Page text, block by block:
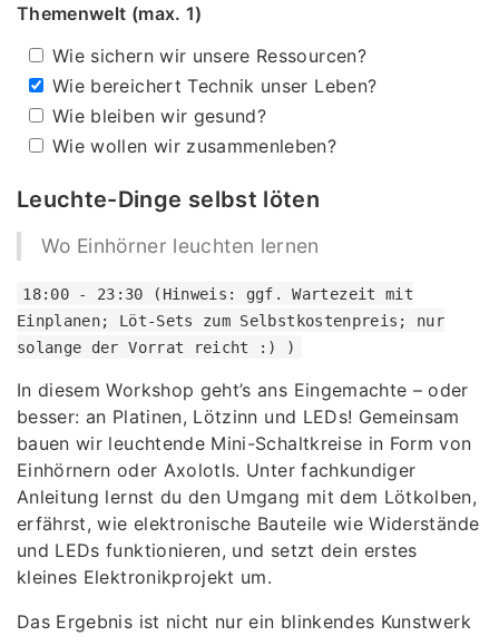
Themenwelt (max. 1)
Wie sichern wir unsere Ressourcen?
Wie bereichert Technik unser Leben?
Wie bleiben wir gesund?
Wie wollen wir zusammenleben?
Leuchte-Dinge selbst löten
Wo Einhörner leuchten lernen
18:00 - 23:30 (Hinweis: ggf. Wartezeit mit
Einplanen; Löt-Sets zum Selbstkostenpreis; nur
solange der Vorrat reicht :) )
In diesem Workshop geht’s ans Eingemachte – oder
besser: an Platinen, Lötzinn und LEDs! Gemeinsam
bauen wir leuchtende Mini-Schaltkreise in Form von
Einhörnern oder Axolotls. Unter fachkundiger
Anleitung lernst du den Umgang mit dem Lötkolben,
erfährst, wie elektronische Bauteile wie Widerstände
und LEDs funktionieren, und setzt dein erstes
kleines Elektronikprojekt um.
Das Ergebnis ist nicht nur ein blinkendes Kunstwerk